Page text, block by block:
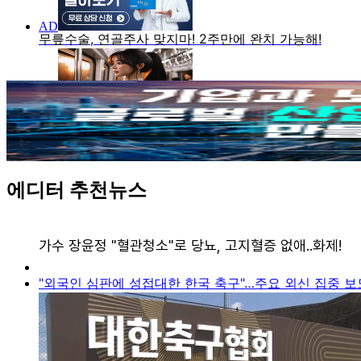
에디터 추천뉴스
"외국인 심판에 성접대한 한국 축구"…주요 외신 집중 보